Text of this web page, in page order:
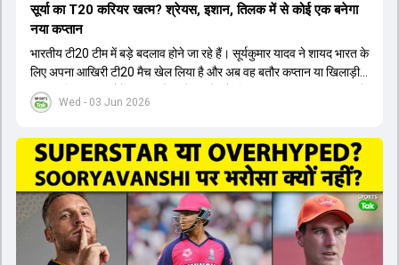
Wed - 03 Jun 2026
सूर्या का T20 करियर खत्म? श्रेयस, इशान, तिलक में से कोई एक बनेगा
नया कप्तान
भारतीय टी20 टीम में बड़े बदलाव होने जा रहे हैं। सूर्यकुमार यादव ने शायद भारत के
लिए अपना आखिरी टी20 मैच खेल लिया है और अब वह बतौर कप्तान या खिलाड़ी
टीम का हिस्सा नहीं होंगे। आयरलैंड और इंग्लैंड के खिलाफ आगामी टी20 सीरीज के
लिए नए कप्तान की तलाश जारी है। इस रेस में श्रेयस अय्यर सबसे आगे चल रहे
पटेल इस रेस में काफी पीछे हैं, जबकि संजू सैमसन और रजत पाटीदार कप्तानी की
दौड़ से बाहर हैं। आगामी सीरीज के लिए वैभव सूर्यवंशी को तीसरे ओपनर के तौर पर
टीम में शामिल किया जाएगा, जबकि अभिषेक शर्मा और संजू सैमसन पहली पसंद
होंगे। इसके अलावा नीतीश रेड्डी को बतौर ऑलराउंडर ज्यादा मौके मिलेंगे। अजीत
अगरकर की अगुवाई वाली चयन समिति और कोच गौतम गंभीर आगामी टी20 वर्ल्ड
कप और 2028 ओलंपिक के लिए लंबी अवधि का विजन लेकर चल रहे हैं।